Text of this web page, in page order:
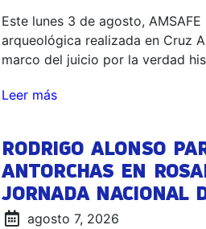
Este lunes 3 de agosto,
arqueológica realizada en Cruz
marco del juicio por la verdad
Leer más
RODRIGO ALONSO
ANTORCHAS EN
JORNADA NACIONAL
agosto 7, 2026